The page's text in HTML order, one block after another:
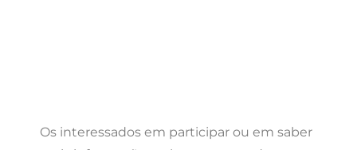
Os interessados em participar ou em saber